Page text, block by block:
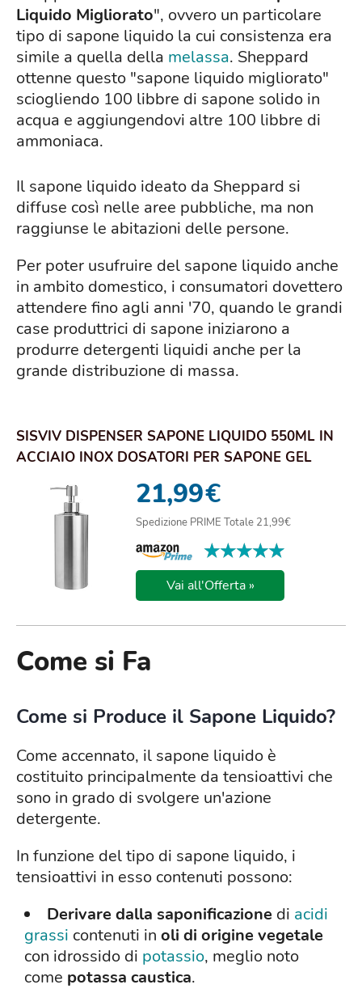
Liquido Migliorato", ovvero un particolare
tipo di sapone liquido la cui consistenza era
simile a quella della melassa. Sheppard
ottenne questo "sapone liquido migliorato"
sciogliendo 100 libbre di sapone solido in
acqua e aggiungendovi altre 100 libbre di
ammoniaca.
Il sapone liquido ideato da Sheppard si
diffuse così nelle aree pubbliche, ma non
raggiunse le abitazioni delle persone.
Per poter usufruire del sapone liquido anche
in ambito domestico, i consumatori dovettero
attendere fino agli anni '70, quando le grandi
case produttrici di sapone iniziarono a
produrre detergenti liquidi anche per la
grande distribuzione di massa.
SISVIV DISPENSER SAPONE LIQUIDO 550ML IN
ACCIAIO INOX DOSATORI PER SAPONE GEL
21,99€
Spedizione PRIME Totale 21,99€
★★★★★
★★★★★
Vai all'Offerta »
Come si Fa
Come si Produce il Sapone Liquido?
Come accennato, il sapone liquido è
costituito principalmente da tensioattivi che
sono in grado di svolgere un'azione
detergente.
In funzione del tipo di sapone liquido, i
tensioattivi in esso contenuti possono:
Derivare dalla saponificazione di acidi
grassi contenuti in oli di origine vegetale
con idrossido di potassio, meglio noto
come potassa caustica.